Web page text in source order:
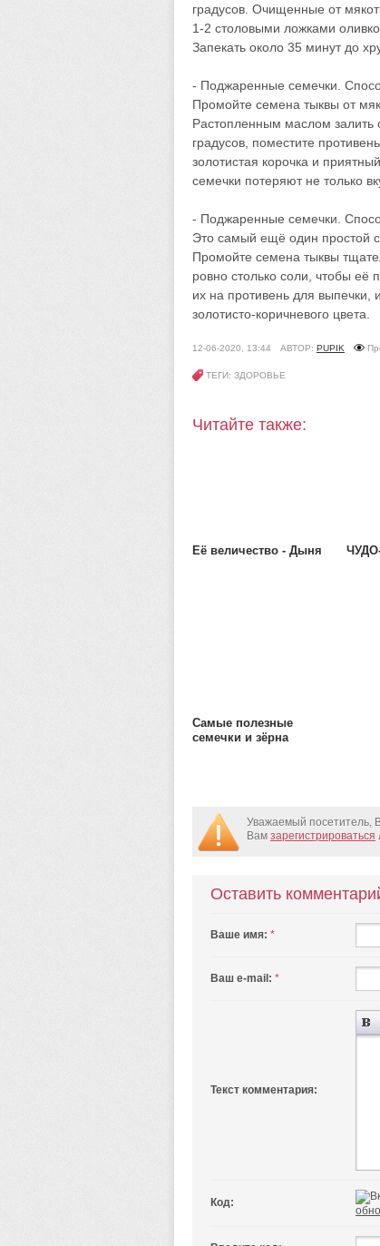
градусов. Очищенные от
1-2 столовыми ложками
Запекать около 35 минут до
- Поджаренные семечки.
Промойте семена тыквы от
Растопленным маслом залить
градусов, поместите
золотистая корочка и
семечки потеряют не только
- Поджаренные семечки.
Это самый ещё один простой
Промойте семена тыквы
ровно столько соли, чтобы её
их на противень для выпечки,
золотисто-коричневого цвета.
12-06-2020, 13:44 АВТОР: PUPIK
ТЕГИ: ЗДОРОВЬЕ
Читайте также:
Её величество - Дыня
Самые полезные
семечки и зёрна
Уважаемый посетитель,
Вам зарегистрироваться
Оставить
Ваше имя: *
Ваш e-mail: *
Текст комментария:
Код: